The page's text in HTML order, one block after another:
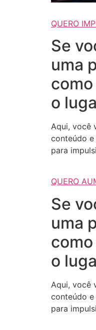
QUERO
Se
uma
o
Aqui, você
conteúdo
para
QUERO
Se
uma
o
Aqui, você
conteúdo
para